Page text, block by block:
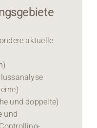
aktuelle
und doppelte)
und